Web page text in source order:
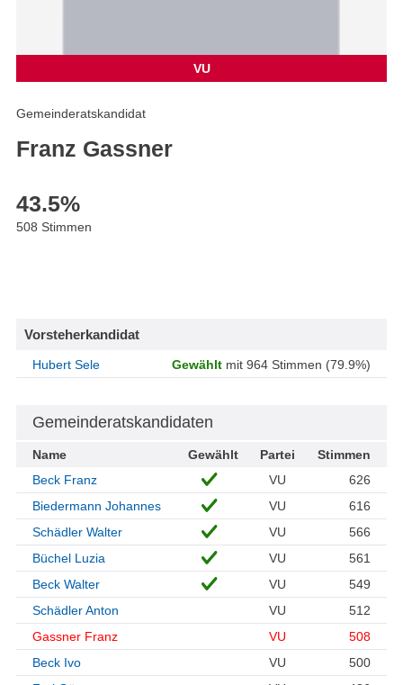
VU
Gemeinderatskandidat
Franz Gassner
43.5%
508 Stimmen
Vorsteherkandidat
Hubert Sele Gewählt mit 964 Stimmen (79.9%)
Gemeinderatskandidaten
Name Gewählt Partei
Stimmen
Beck Franz
VU
626
Biedermann Johannes
VU
616
Schädler Walter
VU
566
Büchel Luzia
VU
561
Beck Walter
VU
549
Schädler Anton
VU
512
Gassner Franz
VU
508
Beck Ivo
VU
500